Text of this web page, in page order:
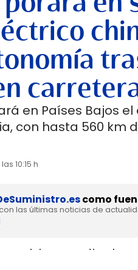
en Países Bajos
con hasta 560 km
10:15 h
como
las últimas noticias de
servicio en